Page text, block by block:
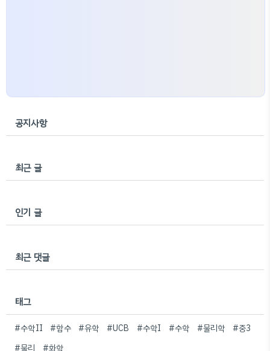
공지사항
최근 글
인기 글
최근 댓글
태그
#수학II #함수 #유학 #UCB #수학I #수학 #물리학
#중3
#물리
#화학